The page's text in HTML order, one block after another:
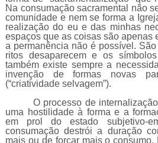
Na consumação sacramental não
comunidade e nem se forma a
realização do eu e das minhas
espaços que as coisas são apenas
a permanência não é possível.
ritos desaparecem e os
também existe sempre a
invenção de formas novas
(“criatividade selvagem”).
O processo de
uma hostilidade à forma e a
em prol do estado subjetivo-
consumação destrói a duração
mais ou de forçar mais o